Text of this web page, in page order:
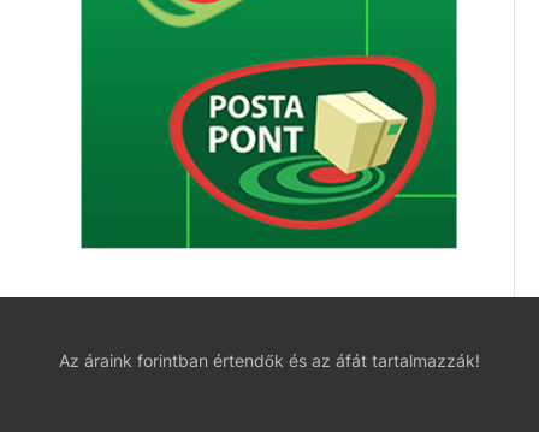
Az áraink forintban értendők és az áfát tartalmazzák!